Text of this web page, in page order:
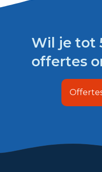
Wil je tot
offertes